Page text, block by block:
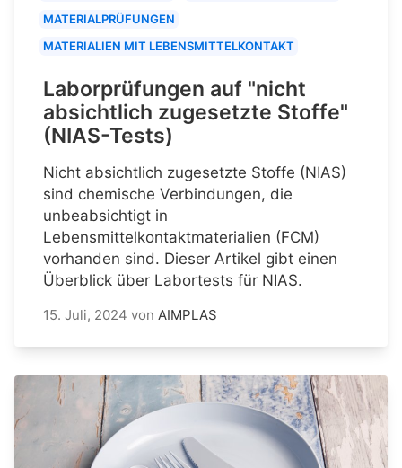
MATERIALPRÜFUNGEN
MATERIALIEN MIT LEBENSMITTELKONTAKT
Laborprüfungen auf "nicht
absichtlich zugesetzte Stoffe"
(NIAS-Tests)
Nicht absichtlich zugesetzte Stoffe (NIAS)
sind chemische Verbindungen, die
unbeabsichtigt in
Lebensmittelkontaktmaterialien (FCM)
vorhanden sind. Dieser Artikel gibt einen
Überblick über Labortests für NIAS.
15. Juli, 2024 von AIMPLAS